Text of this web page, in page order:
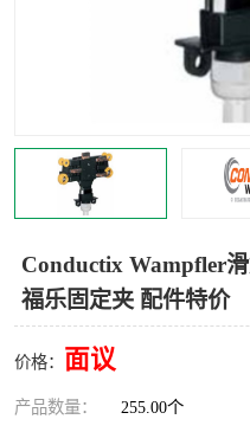
Conductix Wampfler
福乐固定夹 配件特价
价格： 面议
产品数量： 255.00个
WICHITA
MYCOM步进电机
Warner Linear